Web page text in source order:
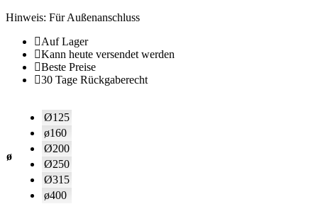
Hinweis: Für Außenanschluss
Auf Lager
Kann heute versendet werden
Beste Preise
30 Tage Rückgaberecht
ø
Ø125
ø160
Ø200
Ø250
Ø315
ø400